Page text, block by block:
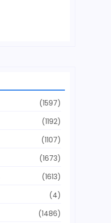
(1597)
(1192)
(1107)
(1673)
(1613)
(4)
(1486)